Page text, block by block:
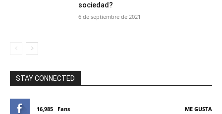
sociedad?
6 de septiembre de 2021
STAY CONNECTED
16,985 Fans ME GUSTA